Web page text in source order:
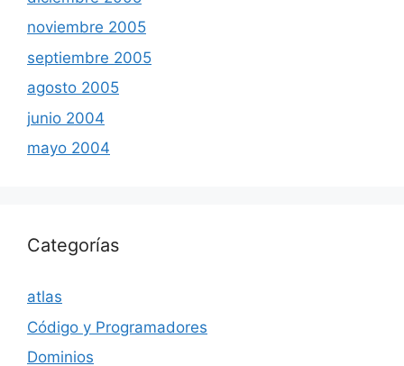
noviembre 2005
septiembre 2005
agosto 2005
junio 2004
mayo 2004
Categorías
atlas
Código y Programadores
Dominios